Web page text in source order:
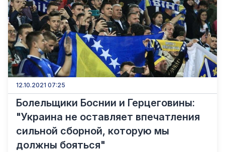
12.10.2021 07:25
Болельщики Боснии и Герцеговины:
"Украина не оставляет впечатления
сильной сборной, которую мы
должны бояться"